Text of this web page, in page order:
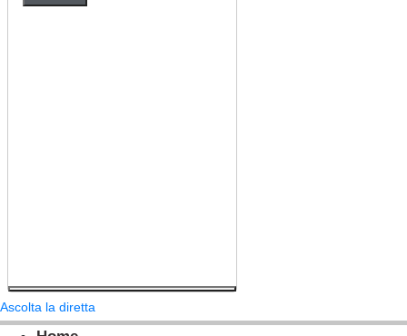
Ascolta la diretta